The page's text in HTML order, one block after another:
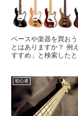
ベースや楽器を買お
とはありますか？ 例
すすめ」と検索した
初心者